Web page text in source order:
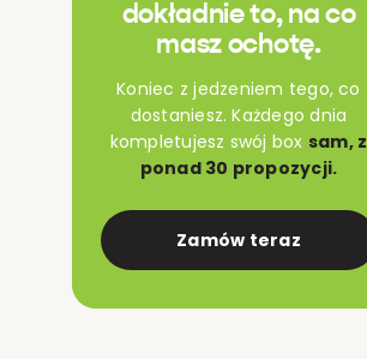
dokładnie to, na co
masz ochotę.
Koniec z jedzeniem tego, co
dostaniesz. Każdego dnia
kompletujesz swój box sam, z
ponad 30 propozycji.
Zamów teraz